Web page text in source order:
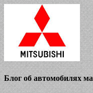
Блог об автомобилях